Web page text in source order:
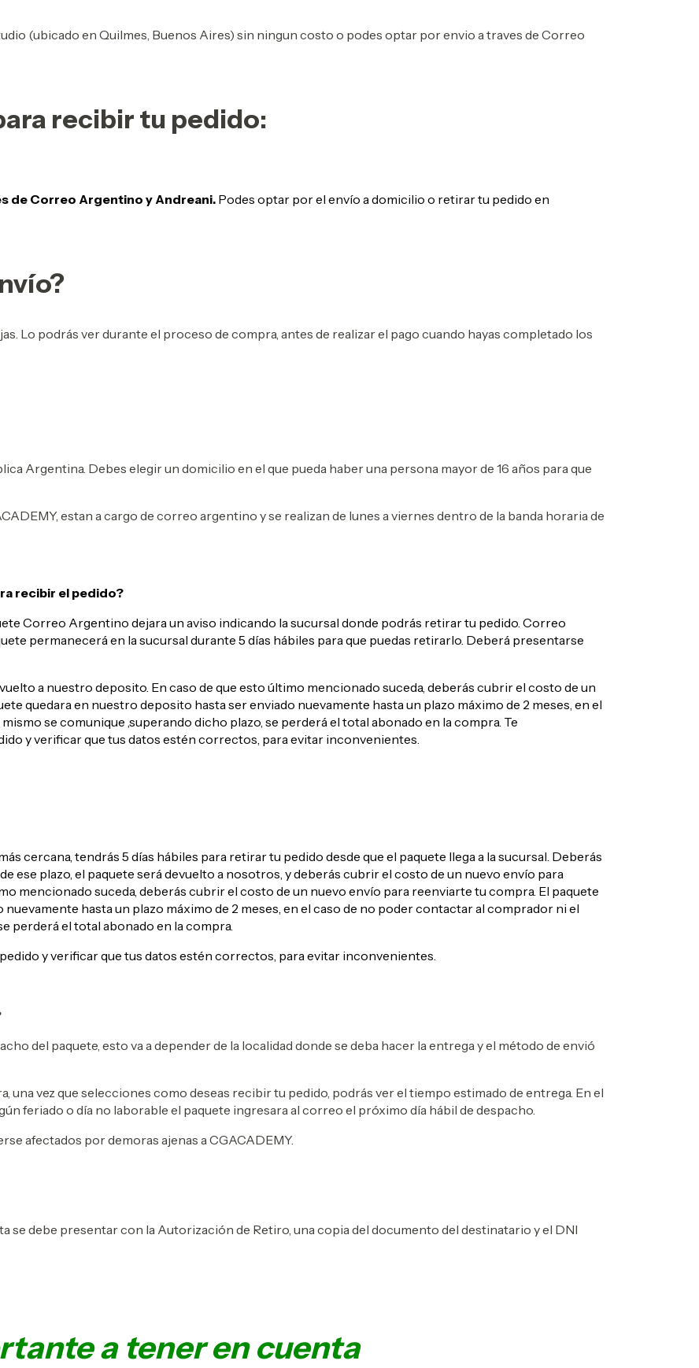
(ubicado en Quilmes, Buenos Aires) sin ningun costo o podes optar por envio a traves de Correo
recibir tu pedido:
de Correo Argentino y Andreani. Podes optar por el envío a domicilio o retirar tu pedido en
Lo podrás ver durante el proceso de compra, antes de realizar el pago cuando hayas completado los
Argentina. Debes elegir un domicilio en el que pueda haber una persona mayor de 16 años para que
estan a cargo de correo argentino y se realizan de lunes a viernes dentro de la banda horaria de
recibir el pedido?
Correo Argentino dejara un aviso indicando la sucursal donde podrás retirar tu pedido. Correo
permanecerá en la sucursal durante 5 días hábiles para que puedas retirarlo. Deberá presentarse
a nuestro deposito. En caso de que esto último mencionado suceda, deberás cubrir el costo de un
quedara en nuestro deposito hasta ser enviado nuevamente hasta un plazo máximo de 2 meses, en el
se comunique ,superando dicho plazo, se perderá el total abonado en la compra. Te
y verificar que tus datos estén correctos, para evitar inconvenientes.
cercana, tendrás 5 días hábiles para retirar tu pedido desde que el paquete llega a la sucursal. Deberás
ese plazo, el paquete será devuelto a nosotros, y deberás cubrir el costo de un nuevo envío para
mencionado suceda, deberás cubrir el costo de un nuevo envío para reenviarte tu compra. El paquete
hasta un plazo máximo de 2 meses, en el caso de no poder contactar al comprador ni el
perderá el total abonado en la compra.
y verificar que tus datos estén correctos, para evitar inconvenientes.
del paquete, esto va a depender de la localidad donde se deba hacer la entrega y el método de envió
una vez que selecciones como deseas recibir tu pedido, podrás ver el tiempo estimado de entrega. En el
feriado o día no laborable el paquete ingresara al correo el próximo día hábil de despacho.
afectados por demoras ajenas a CGACADEMY.
se debe presentar con la Autorización de Retiro, una copia del documento del destinatario y el DNI
a tener en cuenta